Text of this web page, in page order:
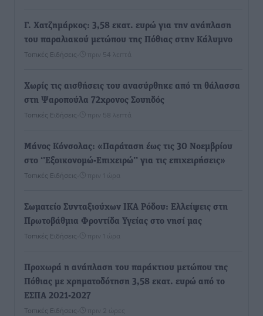
Γ. Χατζημάρκος: 3,58 εκατ. ευρώ για την ανάπλαση
του παραλιακού μετώπου της Πόθιας στην Κάλυμνο
Τοπικές Ειδήσεις πριν 54 λεπτά
Χωρίς τις αισθήσεις του ανασύρθηκε από τη θάλασσα
στη Ψαροπούλα 72χρονος Σουηδός
Τοπικές Ειδήσεις πριν 58 λεπτά
Μάνος Κόνσολας: «Παράταση έως τις 30 Νοεμβρίου
στο ‘’Εξοικονομώ-Επιχειρώ’’ για τις επιχειρήσεις»
Τοπικές Ειδήσεις πριν 1 ώρα
Σωματείο Συνταξιούχων ΙΚΑ Ρόδου: Ελλείψεις στη
Πρωτοβάθμια Φροντίδα Υγείας στο νησί μας
Τοπικές Ειδήσεις πριν 1 ώρα
Προχωρά η ανάπλαση του παράκτιου μετώπου της
Πόθιας με χρηματοδότηση 3,58 εκατ. ευρώ από το
ΕΣΠΑ 2021-2027
Τοπικές Ειδήσεις πριν 2 ώρες